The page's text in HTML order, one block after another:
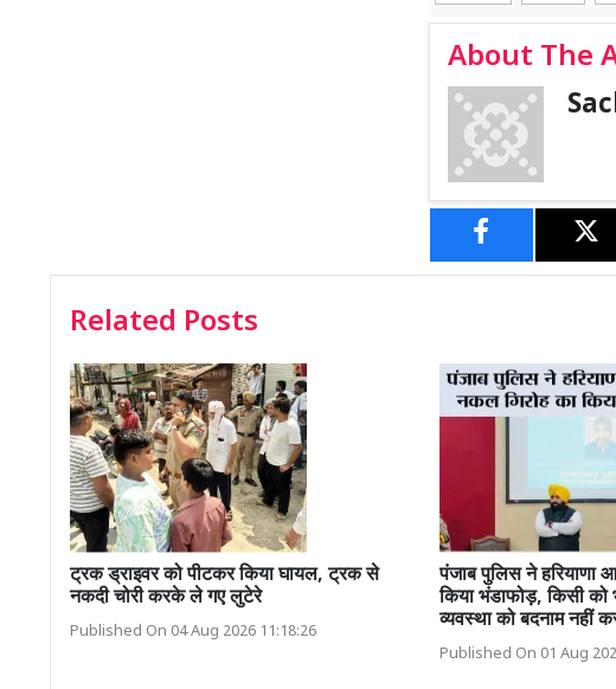
About The
Related Posts
ट्रक ड्राइवर को पीटकर किया घायल, ट्रक से
नकदी चोरी करके ले गए लुटेरे
Published On 04 Aug 2026 11:18:26
पंजाब पुलिस ने हरियाणा
किया भंडाफोड़, किसी को
व्यवस्था को बदनाम नहीं
Published On 01 Aug